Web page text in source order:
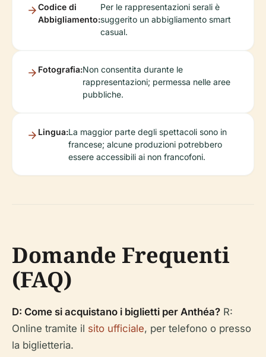
Codice di
Abbigliamento:
Per le rappresentazioni serali è
suggerito un abbigliamento smart
casual.
Fotografia:Non consentita durante le
rappresentazioni; permessa nelle aree
pubbliche.
Lingua:La maggior parte degli spettacoli sono in
francese; alcune produzioni potrebbero
essere accessibili ai non francofoni.
Domande Frequenti
(FAQ)
D: Come si acquistano i biglietti per Anthéa? R:
Online tramite il sito ufficiale, per telefono o presso
la biglietteria.